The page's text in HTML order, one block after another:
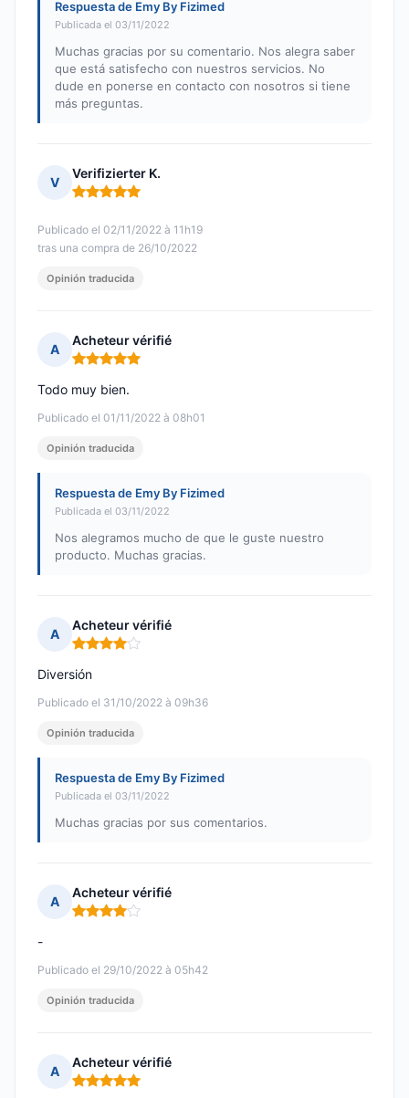
Respuesta de Emy By Fizimed
Publicada el 03/11/2022
Muchas gracias por su comentario. Nos alegra saber
que está satisfecho con nuestros servicios. No
dude en ponerse en contacto con nosotros si tiene
más preguntas.
V
Verifizierter K.
Nota: 5 de 5
Publicado el 02/11/2022 à 11h19
tras una compra de 26/10/2022
Opinión traducida
A
Acheteur vérifié
Nota: 5 de 5
Publicado el 01/11/2022 à 08h01
Todo muy bien.
Opinión traducida
Respuesta de Emy By Fizimed
Publicada el 03/11/2022
Nos alegramos mucho de que le guste nuestro
producto. Muchas gracias.
A
Acheteur vérifié
Nota: 4 de 5
Publicado el 31/10/2022 à 09h36
Diversión
Opinión traducida
Respuesta de Emy By Fizimed
Publicada el 03/11/2022
Muchas gracias por sus comentarios.
A
Acheteur vérifié
Nota: 4 de 5
Publicado el 29/10/2022 à 05h42
-
Opinión traducida
A
Acheteur vérifié
Nota: 5 de 5